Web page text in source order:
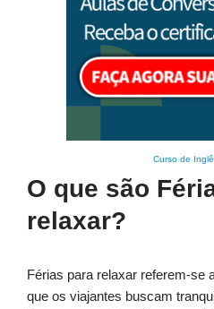
Curso de
O que são
relaxar?
Férias para relaxar referem-se
que os viajantes buscam